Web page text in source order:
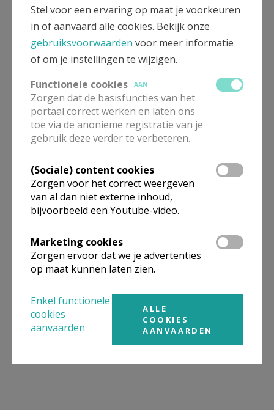
Stel voor een ervaring op maat je voorkeuren
in of aanvaard alle cookies. Bekijk onze
gebruiksvoorwaarden voor meer informatie
of om je instellingen te wijzigen.
Functionele cookies
AAN
Zorgen dat de basisfuncties van het
portaal correct werken en laten ons
toe via de anonieme registratie van je
gebruik deze verder te verbeteren.
(Sociale) content cookies
Zorgen voor het correct weergeven
van al dan niet externe inhoud,
bijvoorbeeld een Youtube-video.
Marketing cookies
Zorgen ervoor dat we je advertenties
op maat kunnen laten zien.
Enkel functionele
cookies
aanvaarden
ALLE
COOKIES
AANVAARDEN